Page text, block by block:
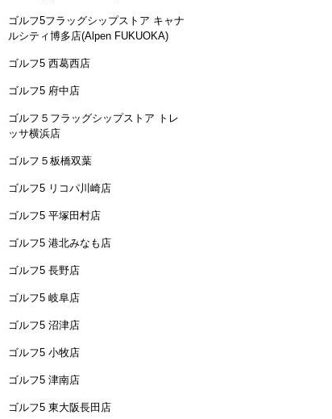
ゴルフ5フラッグシップストア キャナ
ルシティ博多店(Alpen FUKUOKA)
ゴルフ5 西葛西店
ゴルフ5 府中店
ゴルフ５フラッグシップストア トレ
ッサ横浜店
ゴルフ５板橋双葉
ゴルフ5 リコパ川崎店
ゴルフ5 平塚田村店
ゴルフ5 港北みなも店
ゴルフ5 長野店
ゴルフ5 岐阜店
ゴルフ5 沼津店
ゴルフ5 小牧店
ゴルフ5 津南店
ゴルフ5 東大阪長田店